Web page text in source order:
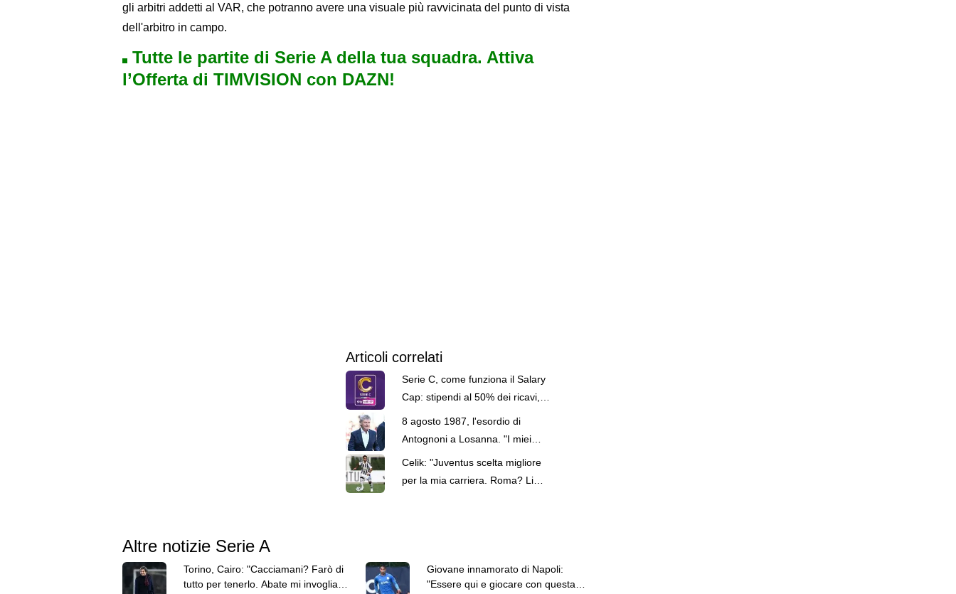
gli arbitri addetti al VAR, che potranno avere una visuale più ravvicinata del punto di vista
dell'arbitro in campo.
Tutte le partite di Serie A della tua squadra. Attiva
l’Offerta di TIMVISION con DAZN!
Articoli correlati
Serie C, come funziona il Salary
Cap: stipendi al 50% dei ricavi,
8 agosto 1987, l'esordio di
Antognoni a Losanna. "I miei
compagni non sono
professionisti"
Celik: "Juventus scelta migliore
per la mia carriera. Roma? Li
Altre notizie Serie A
Torino, Cairo: "Cacciamani? Farò di
tutto per tenerlo. Abate mi invoglia a
Giovane innamorato di Napoli:
"Essere qui e giocare con questa